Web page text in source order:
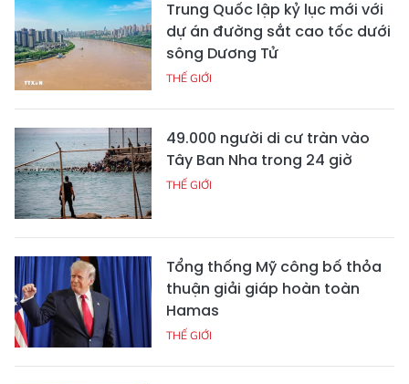
Trung Quốc lập kỷ lục mới với
dự án đường sắt cao tốc dưới
sông Dương Tử
THẾ GIỚI
49.000 người di cư tràn vào
Tây Ban Nha trong 24 giờ
THẾ GIỚI
Tổng thống Mỹ công bố thỏa
thuận giải giáp hoàn toàn
Hamas
THẾ GIỚI